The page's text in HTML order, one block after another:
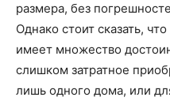
размера, без
Однако стоит сказать,
имеет множество
слишком затратное
лишь одного дома, или